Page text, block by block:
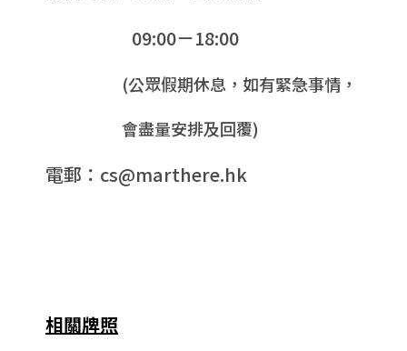
09:00－18:00
(公眾假期休息，如有緊急事情，
會盡量安排及回覆)
電郵：cs@marthere.hk
相關牌照